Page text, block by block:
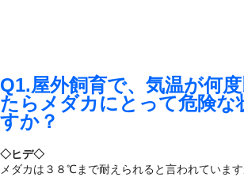
Q1.屋外飼育で、気温が何
たらメダカにとって危険な
すか？
◇ヒデ◇
メダカは３８℃まで耐えられると言われていま